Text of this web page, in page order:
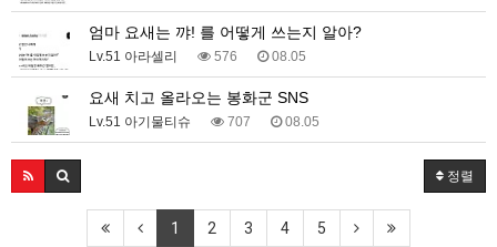
엄마 요새는 꺄! 를 어떻게 쓰는지 알아?
Lv.51 아라셀리 576 08.05
요새 치고 올라오는 봉화군 SNS
Lv.51 아기물티슈 707 08.05
정렬
1 2 3 4 5